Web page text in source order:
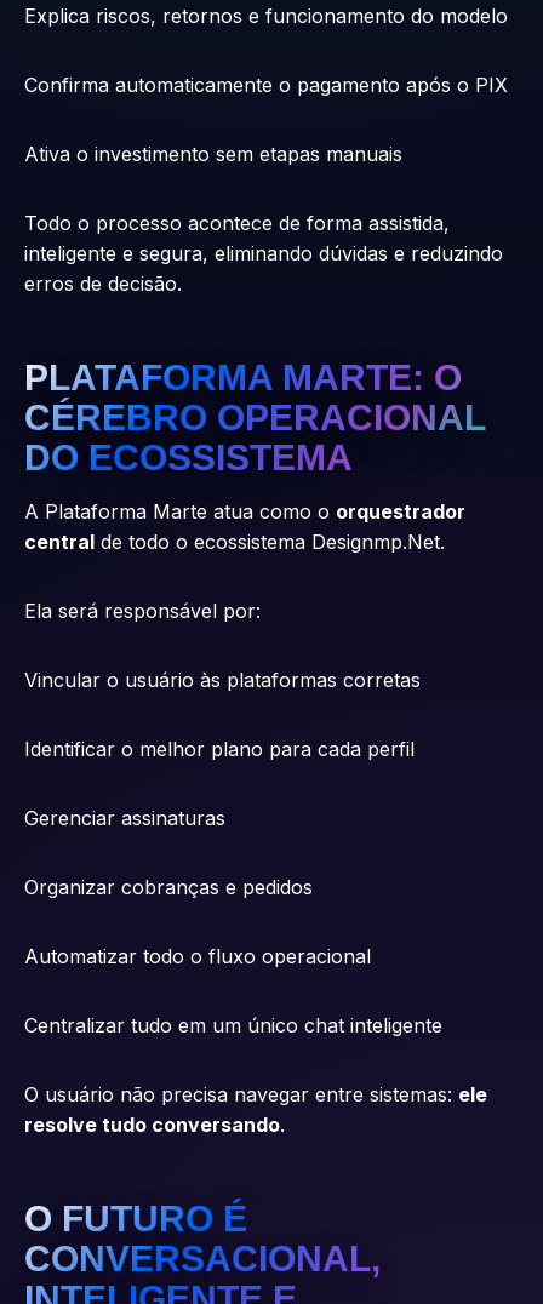
Explica riscos, retornos e funcionamento do modelo
Confirma automaticamente o pagamento após o PIX
Ativa o investimento sem etapas manuais
Todo o processo acontece de forma assistida,
inteligente e segura, eliminando dúvidas e reduzindo
erros de decisão.
PLATAFORMA MARTE: O
CÉREBRO OPERACIONAL
DO ECOSSISTEMA
A Plataforma Marte atua como o orquestrador
central de todo o ecossistema Designmp.Net.
Ela será responsável por:
Vincular o usuário às plataformas corretas
Identificar o melhor plano para cada perfil
Gerenciar assinaturas
Organizar cobranças e pedidos
Automatizar todo o fluxo operacional
Centralizar tudo em um único chat inteligente
O usuário não precisa navegar entre sistemas: ele
resolve tudo conversando.
O FUTURO É
CONVERSACIONAL,